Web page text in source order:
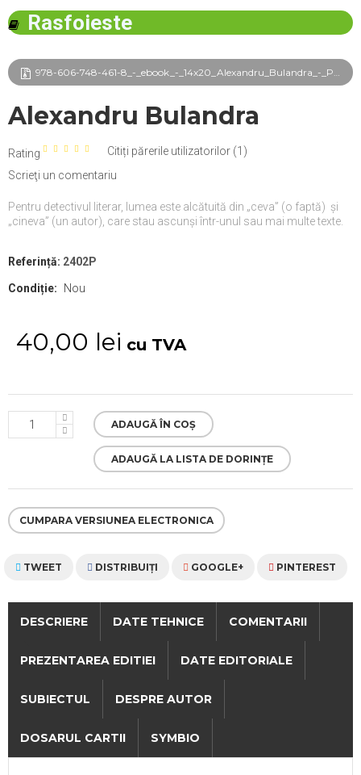
Rasfoieste
978-606-748-461-8_-_ebook_-_14x20_Alexandru_Bulandra_-_Pe_urmele_autorului_frg.pdf
Alexandru Bulandra
Rating Citiți părerile utilizatorilor (1 )
Scrieţi un comentariu
Pentru detectivul literar, lumea este alcătuită din „ceva” (o faptă) și
„cineva” (un autor), care stau ascunși într-unul sau mai multe texte.
Referință: 2402P
Condiție: Nou
40,00 lei cu TVA
ADAUGĂ ÎN COȘ
ADAUGĂ LA LISTA DE DORINȚE
CUMPARA VERSIUNEA ELECTRONICA
TWEET DISTRIBUIŢI GOOGLE+ PINTEREST
DESCRIERE DATE TEHNICE COMENTARII
PREZENTAREA EDITIEI DATE EDITORIALE
SUBIECTUL DESPRE AUTOR
DOSARUL CARTII SYMBIO